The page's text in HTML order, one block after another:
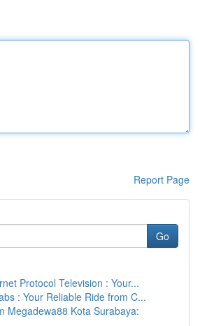
Report Page
Go
Protocol Television : Your...
: Your Reliable Ride from C...
Megadewa88 Kota Surabaya: